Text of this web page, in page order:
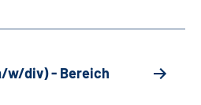
w/div) - Bereich